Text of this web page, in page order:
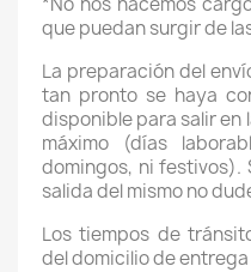
que puedan surgir de
La preparación del
tan pronto se haya
disponible para salir en
máximo (días
domingos, ni festivos).
salida del mismo no
Los tiempos de
del domicilio de